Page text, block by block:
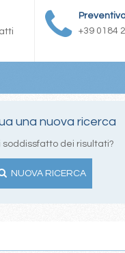
+39 0184
una nuova ricerca
soddissfatto dei risultati?
NUOVA RICERCA